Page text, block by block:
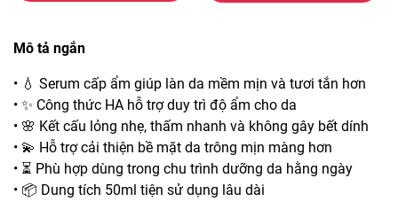
Mô tả ngắn
• 💧 Serum cấp ẩm giúp làn da mềm mịn và tươi tắn hơn
• ✨ Công thức HA hỗ trợ duy trì độ ẩm cho da
• 🌸 Kết cấu lỏng nhẹ, thấm nhanh và không gây bết dính
• 💫 Hỗ trợ cải thiện bề mặt da trông mịn màng hơn
• ⏳ Phù hợp dùng trong chu trình dưỡng da hằng ngày
• 📦 Dung tích 50ml tiện sử dụng lâu dài